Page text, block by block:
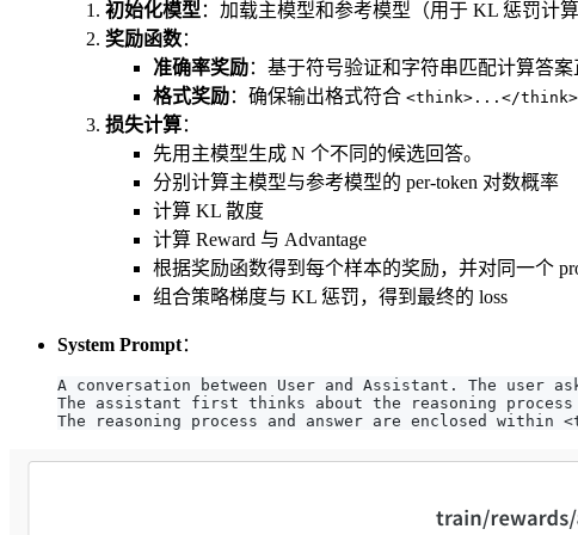
初始化模型：加载主模型和参考模型（用于 KL 惩罚计
奖励函数：
准确率奖励：基于符号验证和字符串匹配计算答案
格式奖励：确保输出格式符合 <think>...</
损失计算：
先用主模型生成 N 个不同的候选回答。
分别计算主模型与参考模型的 per-token 对数概率
计算 KL 散度
计算 Reward 与 Advantage
根据奖励函数得到每个样本的奖励，并对同一个
组合策略梯度与 KL 惩罚，得到最终的 loss
System Prompt：
A conversation between User and Assistant. The user
The assistant first thinks about the reasoning
The reasoning process and answer are enclosed within